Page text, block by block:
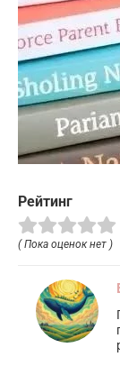
Рейтинг
( Пока оценок нет )